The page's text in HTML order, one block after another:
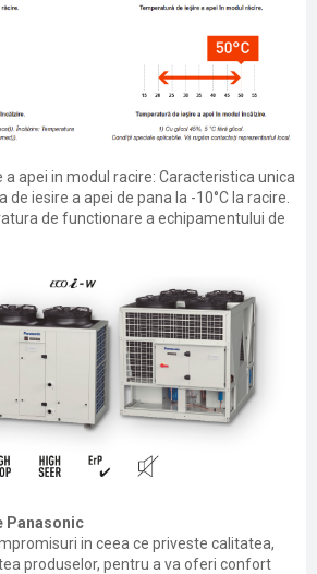
apei in modul racire: Caracteristica unica
de iesire a apei de pana la -10°C la racire.
de functionare a echipamentului de
Panasonic
in ceea ce priveste calitatea,
produselor, pentru a va oferi confort